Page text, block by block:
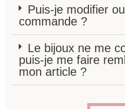
Puis-je modifier
commande ?
Le bijoux ne me
puis-je me faire
mon article ?